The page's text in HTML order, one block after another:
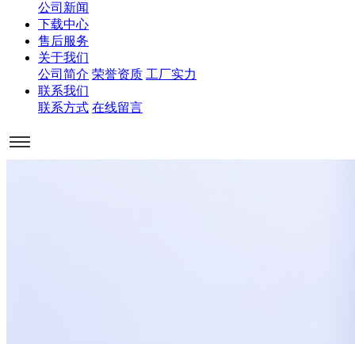
公司新闻
下载中心
售后服务
关于我们
公司简介 荣誉资质 工厂实力
联系我们
联系方式 在线留言